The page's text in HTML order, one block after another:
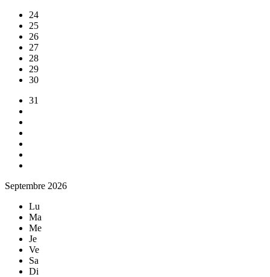
24
25
26
27
28
29
30
31
Septembre 2026
Lu
Ma
Me
Je
Ve
Sa
Di